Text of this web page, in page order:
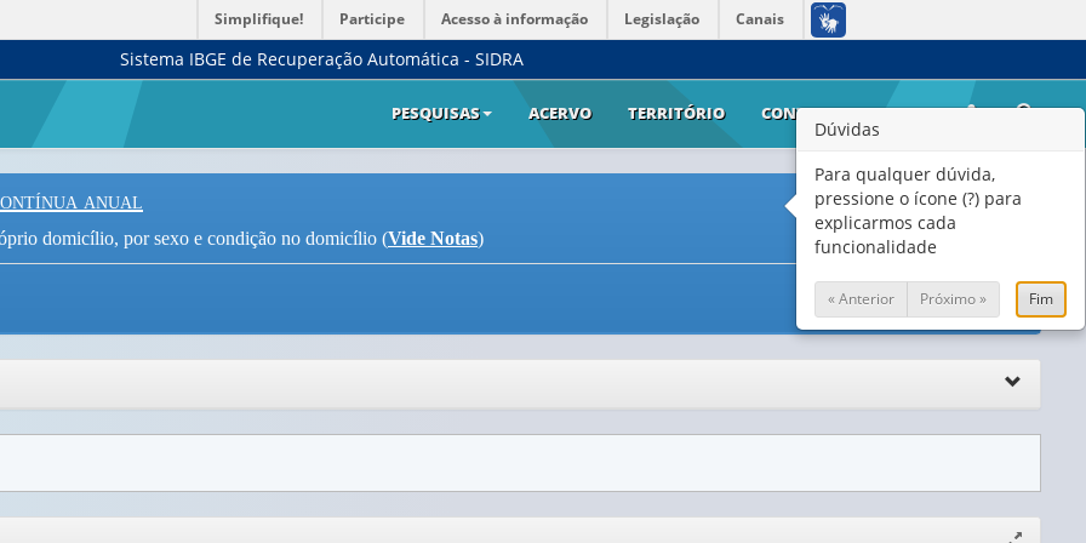
Simplifique! Participe Acesso à informação Legislação Canais
Sistema IBGE de Recuperação Automática - SIDRA
PESQUISAS ACERVO TERRITÓRIO CONTATO AJUDA
anual
domicílio, por sexo e condição no domicílio (Vide Notas)
Dúvidas
Para qualquer dúvida,
pressione o ícone (?) para
explicarmos cada
funcionalidade
« Anterior Próximo » Fim